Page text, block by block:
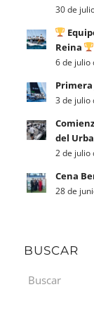
30 de
Reina
6 de julio
3 de julio
del
2 de julio
Cena
28 de
BUSCAR